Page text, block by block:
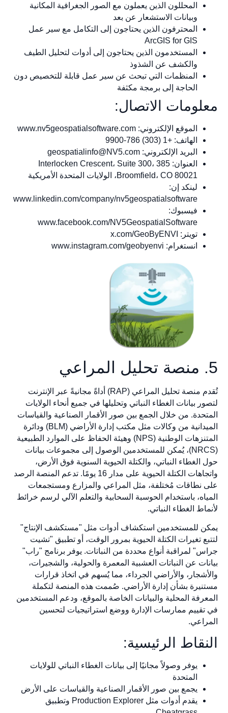
المحللون الذين يعملون مع الصور الجغرافية المكانية
وبيانات الاستشعار عن بعد
المحترفون الذين يحتاجون إلى التكامل مع سير عمل
ArcGIS for GIS
المستخدمون الذين يحتاجون إلى أدوات لتحليل الطيف
والكشف عن الشذوذ
المنظمات التي تبحث عن سير عمل قابلة للتخصيص دون
الحاجة إلى برمجة مكثفة
معلومات الاتصال:
الموقع الإلكتروني: www.nv5geospatialsoftware.com
الهاتف: +1 (303) 786-9900
البريد الإلكتروني: geospatialinfo@NV5.com
العنوان: 385 Interlocken Crescent، Suite 300،
Broomfield، CO 80021، الولايات المتحدة الأمريكية
لينكد إن:
www.linkedin.com/company/nv5geospatialsoftware
فيسبوك:
www.facebook.com/NV5GeospatialSoftware
تويتر: x.com/GeoByENVI
انستغرام: www.instagram.com/geobyenvi
5. منصة تحليل المراعي
تُقدم منصة تحليل المراعي (RAP) أداةً مجانيةً عبر الإنترنت
لتصور بيانات الغطاء النباتي وتحليلها في جميع أنحاء الولايات
المتحدة. من خلال الجمع بين صور الأقمار الصناعية والقياسات
الميدانية من وكالات مثل مكتب إدارة الأراضي (BLM) ودائرة
المتنزهات الوطنية (NPS) وهيئة الحفاظ على الموارد الطبيعية
(NRCS)، يُمكن للمستخدمين الوصول إلى مجموعات بيانات
حول الغطاء النباتي، والكتلة الحيوية السنوية فوق الأرض،
واتجاهات الكتلة الحيوية على مدار 16 يومًا. تدعم المنصة الرصد
على نطاقات مُختلفة، مثل المراعي والمزارع ومستجمعات
المياه، باستخدام الحوسبة السحابية والتعلم الآلي لرسم خرائط
لأنماط الغطاء النباتي.
يمكن للمستخدمين استكشاف أدوات مثل "مستكشف الإنتاج"
لتتبع تغيرات الكتلة الحيوية بمرور الوقت، أو تطبيق "تشيت
جراس" لمراقبة أنواع محددة من النباتات. يوفر برنامج "راب"
بيانات عن النباتات العشبية المعمرة والحولية، والشجيرات،
والأشجار، والأراضي الجرداء، مما يُسهم في اتخاذ قرارات
مستنيرة بشأن إدارة الأراضي. صُممت هذه المنصة لتكملة
المعرفة المحلية والبيانات الخاصة بالموقع، ودعم المستخدمين
في تقييم ممارسات الإدارة ووضع استراتيجيات لتحسين
المراعي.
النقاط الرئيسية:
يوفر وصولاً مجانيًا إلى بيانات الغطاء النباتي للولايات
المتحدة
يجمع بين صور الأقمار الصناعية والقياسات على الأرض
يقدم أدوات مثل Production Explorer وتطبيق